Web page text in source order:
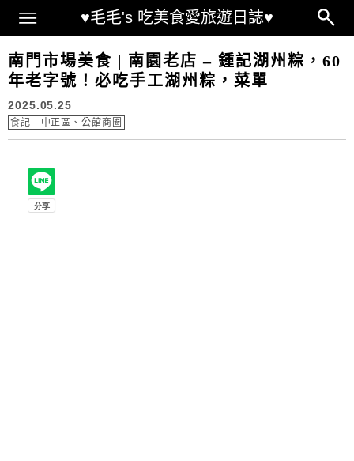
♥毛毛's 吃美食愛旅遊日誌♥
Main Menu
南門市場美食 | 南園老店 – 鍾記湖州粽，60
年老字號！必吃手工湖州粽，菜單
2025.05.25
食記 - 中正區、公館商圈